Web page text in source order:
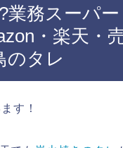
務スーパー
・楽天・
のタレ
す！